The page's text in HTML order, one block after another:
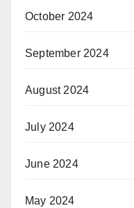
October 2024
September 2024
August 2024
July 2024
June 2024
May 2024